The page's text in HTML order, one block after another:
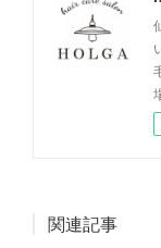
関連記事